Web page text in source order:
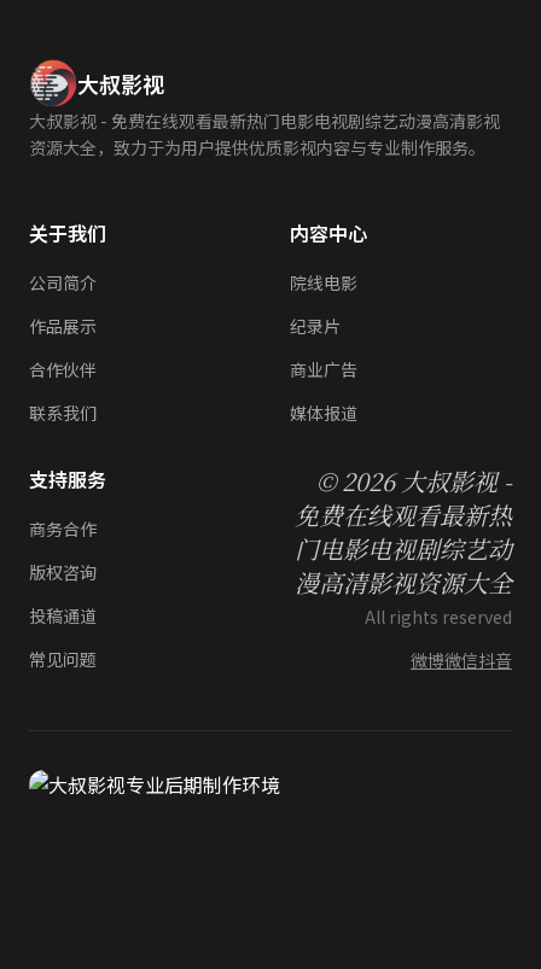
大叔影视
大叔影视 - 免费在线观看最新热门电影电视剧综艺动漫高清影视
资源大全，致力于为用户提供优质影视内容与专业制作服务。
关于我们
公司简介
作品展示
合作伙伴
联系我们
内容中心
院线电影
纪录片
商业广告
媒体报道
支持服务
商务合作
版权咨询
投稿通道
常见问题
© 2026 大叔影视 -
免费在线观看最新热
门电影电视剧综艺动
漫高清影视资源大全
All rights reserved
微博微信抖音